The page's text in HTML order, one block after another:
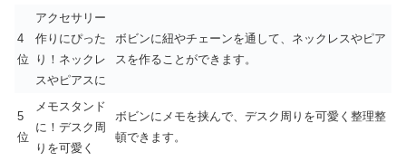
4
位
アクセサリー
作りにぴった
り！ネックレ
スやピアスに
ボビンに紐やチェーンを通して、ネックレスやピア
スを作ることができます。
5
位
メモスタンド
に！デスク周
りを可愛く
ボビンにメモを挟んで、デスク周りを可愛く整理整
頓できます。